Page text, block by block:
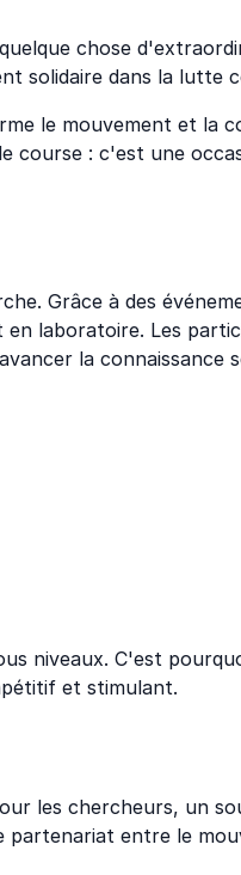
chose
solidaire dans la lutte
le mouvement et la
course : c'est une
Grâce à des
laboratoire. Les
la connaissance
niveaux. C'est
et stimulant.
les chercheurs, un
partenariat entre le